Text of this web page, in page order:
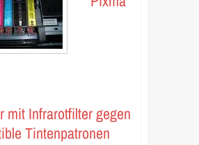
mit Infrarotfilter gegen
Tintenpatronen